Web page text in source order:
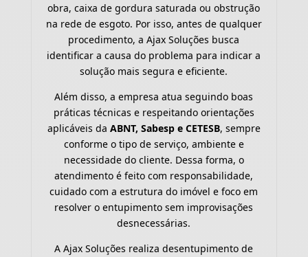
obra, caixa de gordura saturada ou obstrução
na rede de esgoto. Por isso, antes de qualquer
procedimento, a Ajax Soluções busca
identificar a causa do problema para indicar a
solução mais segura e eficiente.
Além disso, a empresa atua seguindo boas
práticas técnicas e respeitando orientações
aplicáveis da ABNT, Sabesp e CETESB, sempre
conforme o tipo de serviço, ambiente e
necessidade do cliente. Dessa forma, o
atendimento é feito com responsabilidade,
cuidado com a estrutura do imóvel e foco em
resolver o entupimento sem improvisações
desnecessárias.
A Ajax Soluções realiza desentupimento de